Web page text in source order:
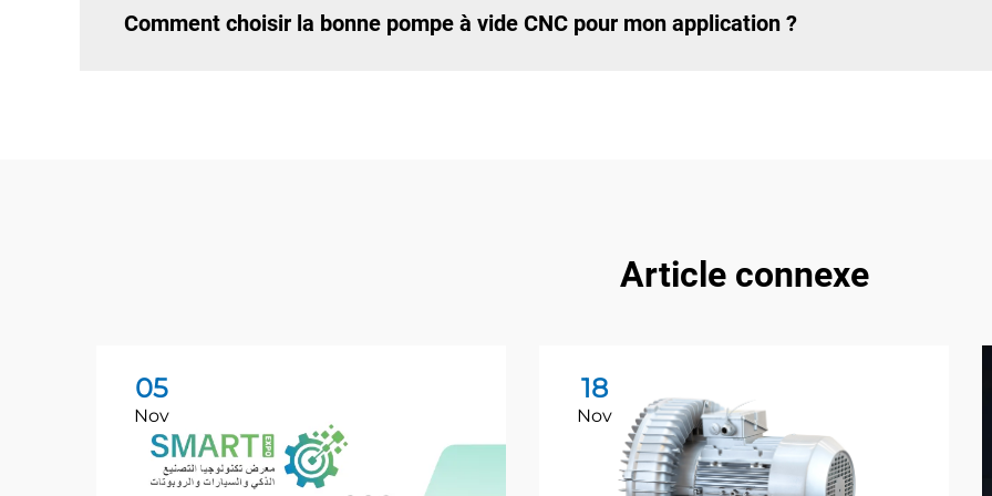
Comment choisir la bonne pompe à vide CNC pour mon application ?
Article connexe
05
Nov
18
Nov